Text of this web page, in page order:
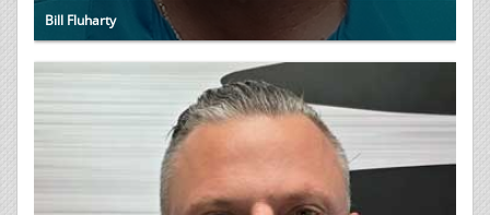
Bill Fluharty